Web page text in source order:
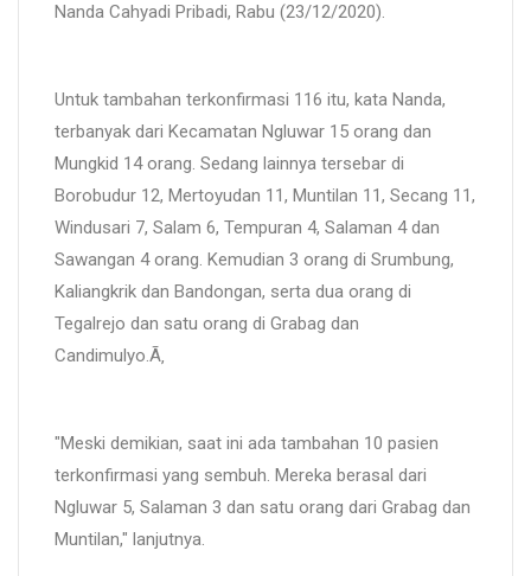
Nanda Cahyadi Pribadi, Rabu (23/12/2020).
Untuk tambahan terkonfirmasi 116 itu, kata Nanda,
terbanyak dari Kecamatan Ngluwar 15 orang dan
Mungkid 14 orang. Sedang lainnya tersebar di
Borobudur 12, Mertoyudan 11, Muntilan 11, Secang 11,
Windusari 7, Salam 6, Tempuran 4, Salaman 4 dan
Sawangan 4 orang. Kemudian 3 orang di Srumbung,
Kaliangkrik dan Bandongan, serta dua orang di
Tegalrejo dan satu orang di Grabag dan
Candimulyo.Ã‚
"Meski demikian, saat ini ada tambahan 10 pasien
terkonfirmasi yang sembuh. Mereka berasal dari
Ngluwar 5, Salaman 3 dan satu orang dari Grabag dan
Muntilan," lanjutnya.